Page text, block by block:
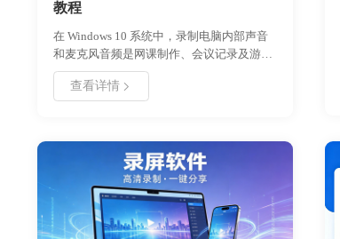
教程
在 Windows 10 系统中，录制电脑内部声音
和麦克风音频是网课制作、会议记录及游戏
直播的常见需求。本文详细介绍了两种主流
录制方案：一是利用 Windows 自带的 Xbox
录音软件，提供更专业的音轨分离、格式选
择及长时间稳定录制功能，适合高质量音频
产出。用户可根据自身对音质、操作复杂度
及功能深度的需求，选择最适合的录制方
式，轻松实现系统内声与外部麦克风声音的
完美采集。
查看详情